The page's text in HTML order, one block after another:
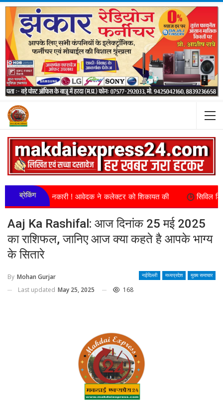
ब्रेकिंग
गयी जानकारी ! आवेदक ने कलेक्टर को शिकायत की
सिविल डिफेंस
Aaj Ka Rashifal: आज दिनांक 25 मई 2025
का राशिफल, जानिए आज क्या कहते है आपके भाग्य
के सितारे
नईदिल्ली मध्यप्रदेश मुख्य समाचार
By Mohan Gurjar
Last updated May 25, 2025 168